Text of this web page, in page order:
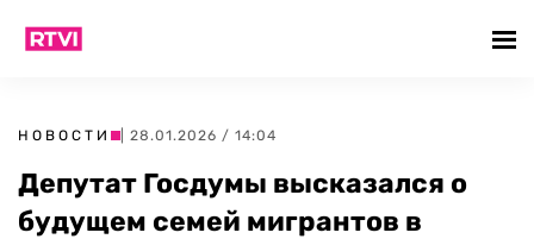
НОВОСТИ | 28.01.2026 / 14:04
Депутат Госдумы высказался о
будущем семей мигрантов в